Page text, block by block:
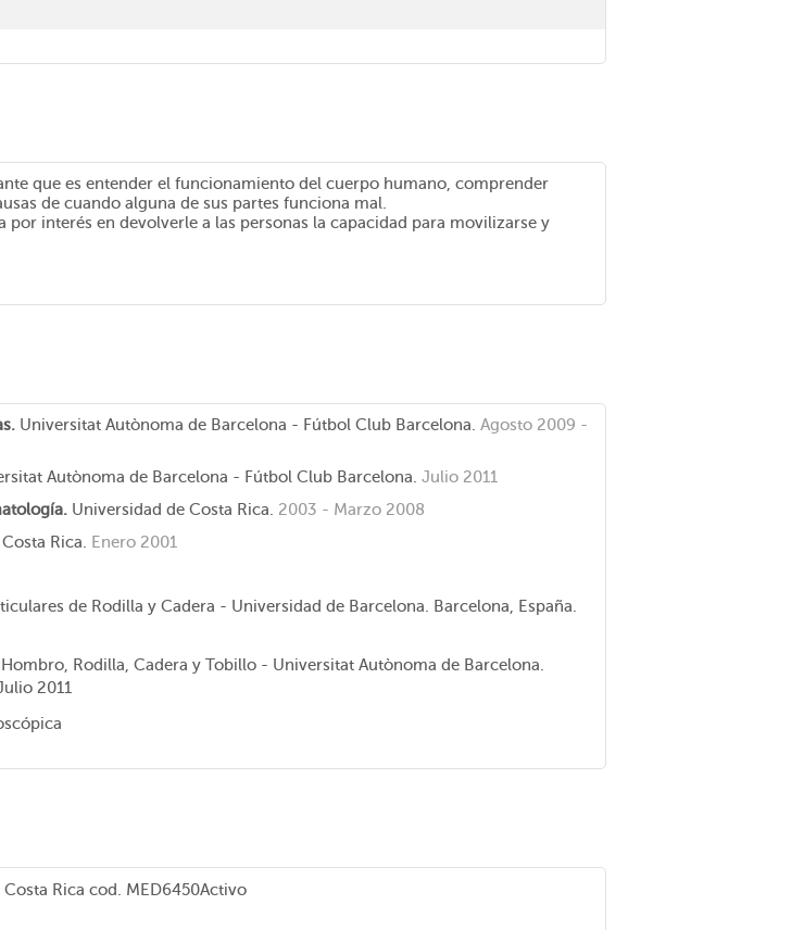
que es entender el funcionamiento del cuerpo humano, comprender
de cuando alguna de sus partes funciona mal.
por interés en devolverle a las personas la capacidad para movilizarse y
Universitat Autònoma de Barcelona - Fútbol Club Barcelona. Agosto 2009 -
Autònoma de Barcelona - Fútbol Club Barcelona. Julio 2011
Universidad de Costa Rica. 2003 - Marzo 2008
Rica. Enero 2001
de Rodilla y Cadera - Universidad de Barcelona. Barcelona, España.
Rodilla, Cadera y Tobillo - Universitat Autònoma de Barcelona.
2011
Rica cod. MED6450Activo